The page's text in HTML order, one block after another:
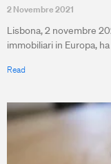
2 Novembre 2021
Lisbona, 2 novembre
immobiliari in Europa,
Read